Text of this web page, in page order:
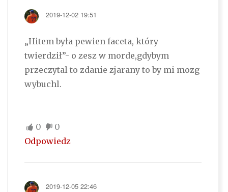
2019-12-02 19:51
„Hitem była pewien faceta, który
twierdził”- o zesz w morde,gdybym
przeczytal to zdanie zjarany to by mi mozg
wybuchl.
0
0
Odpowiedz
2019-12-05 22:46